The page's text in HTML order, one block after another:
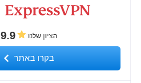
הציון שלנו:
9.9
בקרו באתר